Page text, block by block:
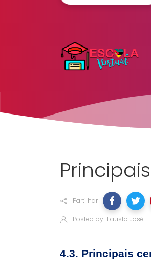
Partilhar
Posted by: Fausto José
4.3. Principais